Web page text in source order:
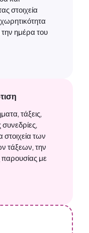
στοιχεία
ημέρα του
τάξεις,
συνεδρίες,
στοιχεία των
τάξεων, την
παρουσίας με